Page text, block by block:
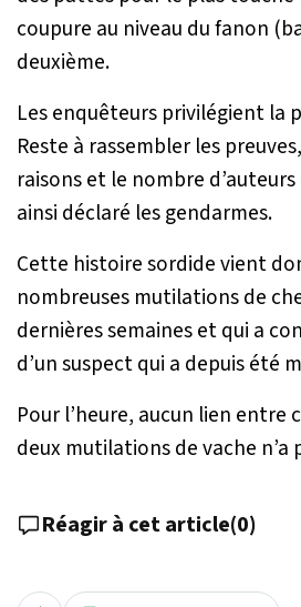
coupure au niveau du fanon
deuxième.
Les enquêteurs privilégient la
Reste à rassembler les
raisons et le nombre
ainsi déclaré les gendarmes.
Cette histoire sordide vient
nombreuses mutilations de
dernières semaines et qui a
d’un suspect qui a depuis été
Pour l’heure, aucun lien entre
deux mutilations de vache n’a
Réagir à cet article(0)